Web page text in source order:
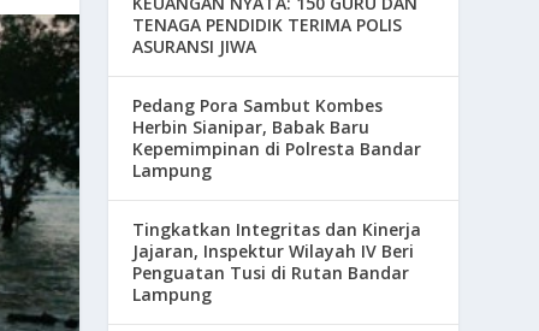
TENAGA PENDIDIK TERIMA POLIS
ASURANSI JIWA
Pedang Pora Sambut Kombes
Herbin Sianipar, Babak Baru
Kepemimpinan di Polresta Bandar
Lampung
Tingkatkan Integritas dan Kinerja
Jajaran, Inspektur Wilayah IV Beri
Penguatan Tusi di Rutan Bandar
Lampung